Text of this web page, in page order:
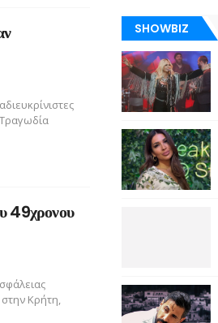
49χρονου
Κρήτη,
SHOWBIZ